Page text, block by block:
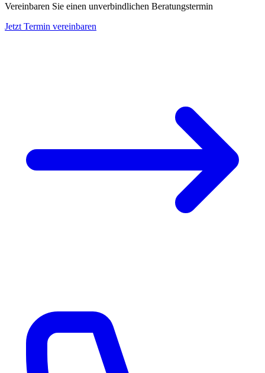
Vereinbaren Sie einen unverbindlichen Beratungstermin
Jetzt Termin vereinbaren